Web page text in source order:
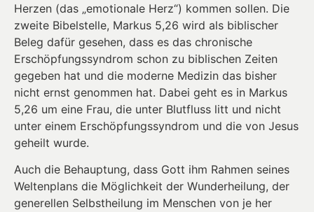
Herzen (das „emotionale Herz“) kommen sollen. Die
zweite Bibelstelle, Markus 5,26 wird als biblischer
Beleg dafür gesehen, dass es das chronische
Erschöpfungssyndrom schon zu biblischen Zeiten
gegeben hat und die moderne Medizin das bisher
nicht ernst genommen hat. Dabei geht es in Markus
5,26 um eine Frau, die unter Blutfluss litt und nicht
unter einem Erschöpfungssyndrom und die von Jesus
geheilt wurde.
Auch die Behauptung, dass Gott ihm Rahmen seines
Weltenplans die Möglichkeit der Wunderheilung, der
generellen Selbstheilung im Menschen von je her